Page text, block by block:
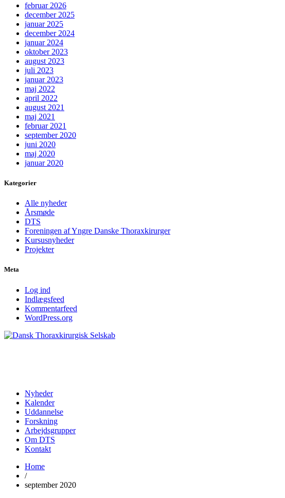
februar 2026
december 2025
januar 2025
december 2024
januar 2024
oktober 2023
august 2023
juli 2023
januar 2023
maj 2022
april 2022
august 2021
maj 2021
februar 2021
september 2020
juni 2020
maj 2020
januar 2020
Kategorier
Alle nyheder
Årsmøde
DTS
Foreningen af Yngre Danske Thoraxkirurger
Kursusnyheder
Projekter
Meta
Log ind
Indlægsfeed
Kommentarfeed
WordPress.org
Nyheder
Kalender
Uddannelse
Forskning
Arbejdsgrupper
Om DTS
Kontakt
Home
/
september 2020